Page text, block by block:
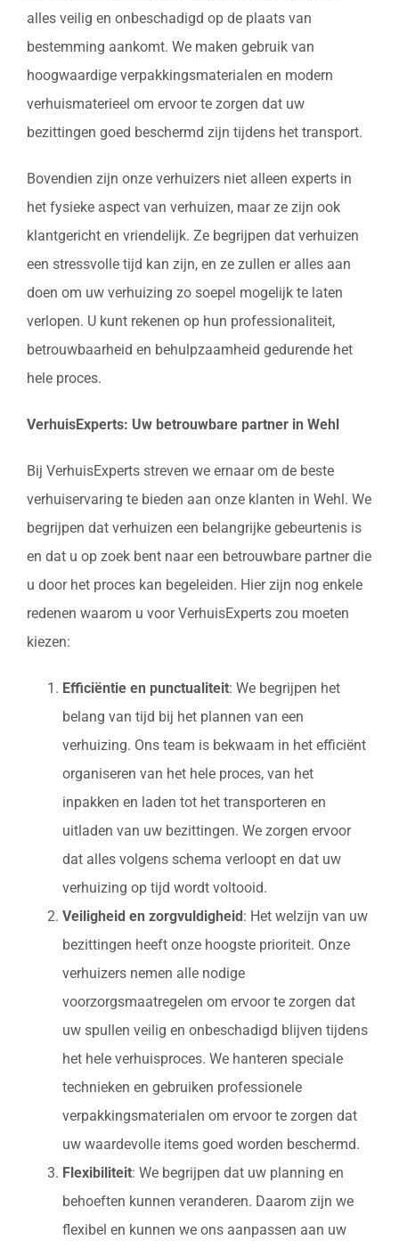
alles veilig en onbeschadigd op de plaats van
bestemming aankomt. We maken gebruik van
hoogwaardige verpakkingsmaterialen en modern
verhuismaterieel om ervoor te zorgen dat uw
bezittingen goed beschermd zijn tijdens het transport.
Bovendien zijn onze verhuizers niet alleen experts in
het fysieke aspect van verhuizen, maar ze zijn ook
klantgericht en vriendelijk. Ze begrijpen dat verhuizen
een stressvolle tijd kan zijn, en ze zullen er alles aan
doen om uw verhuizing zo soepel mogelijk te laten
verlopen. U kunt rekenen op hun professionaliteit,
betrouwbaarheid en behulpzaamheid gedurende het
hele proces.
VerhuisExperts: Uw betrouwbare partner in Wehl
Bij VerhuisExperts streven we ernaar om de beste
verhuiservaring te bieden aan onze klanten in Wehl. We
begrijpen dat verhuizen een belangrijke gebeurtenis is
en dat u op zoek bent naar een betrouwbare partner die
u door het proces kan begeleiden. Hier zijn nog enkele
redenen waarom u voor VerhuisExperts zou moeten
kiezen:
Efficiëntie en punctualiteit: We begrijpen het
belang van tijd bij het plannen van een
verhuizing. Ons team is bekwaam in het efficiënt
organiseren van het hele proces, van het
inpakken en laden tot het transporteren en
uitladen van uw bezittingen. We zorgen ervoor
dat alles volgens schema verloopt en dat uw
verhuizing op tijd wordt voltooid.
Veiligheid en zorgvuldigheid : Het welzijn van uw
bezittingen heeft onze hoogste prioriteit. Onze
verhuizers nemen alle nodige
voorzorgsmaatregelen om ervoor te zorgen dat
uw spullen veilig en onbeschadigd blijven tijdens
het hele verhuisproces. We hanteren speciale
technieken en gebruiken professionele
verpakkingsmaterialen om ervoor te zorgen dat
uw waardevolle items goed worden beschermd.
Flexibiliteit: We begrijpen dat uw planning en
behoeften kunnen veranderen. Daarom zijn we
flexibel en kunnen we ons aanpassen aan uw